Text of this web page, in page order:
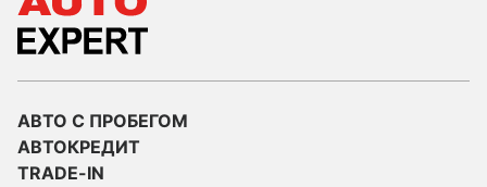
АВТО С ПРОБЕГОМ
АВТОКРЕДИТ
TRADE-IN